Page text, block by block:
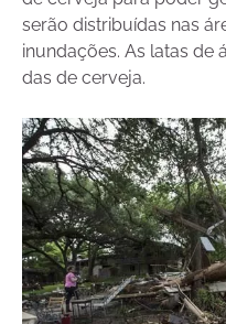
serão distribuídas nas
inundações. As latas de
das de cerveja.